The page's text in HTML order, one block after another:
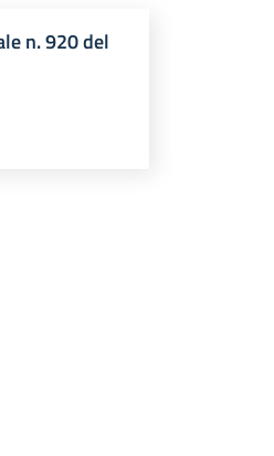
n. 920 del